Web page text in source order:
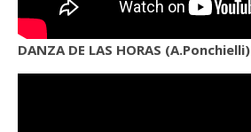
DANZA DE LAS HORAS (A.Ponchielli)